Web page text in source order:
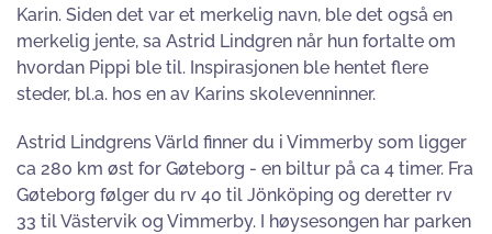
Karin. Siden det var et merkelig navn, ble det også en
merkelig jente, sa Astrid Lindgren når hun fortalte om
hvordan Pippi ble til. Inspirasjonen ble hentet flere
steder, bl.a. hos en av Karins skolevenninner.
Astrid Lindgrens Värld finner du i Vimmerby som ligger
ca 280 km øst for Gøteborg - en biltur på ca 4 timer. Fra
Gøteborg følger du rv 40 til Jönköping og deretter rv
33 til Västervik og Vimmerby. I høysesongen har parken